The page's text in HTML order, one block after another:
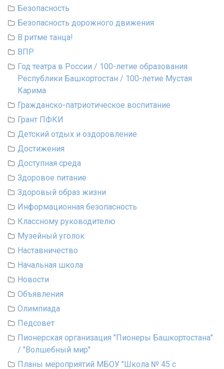
Безопасность
Безопасность дорожного движения
В ритме танца!
ВПР
Год театра в России / 100-летие образования
Республики Башкортостан / 100-летие Мустая
Карима
Гражданско-патриотическое воспитание
Грант ПФКИ
Детский отдых и оздоровление
Достижения
Доступная среда
Здоровое питание
Здоровый образ жизни
Информационная безопасность
Классному руководителю
Музейный уголок
Наставничество
Начальная школа
Новости
Объявления
Олимпиада
Педсовет
Пионерская организация "Пионеры Башкортостана"
/ "Волшебный мир"
Планы мероприятий МБОУ "Школа № 45 с